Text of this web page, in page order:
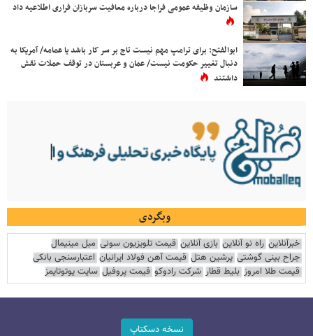
سازمان وظیفه عمومی فراجا درباره معافیت سربازان فراری اطلاعیه داد
ابوالفتح: برای ترامپ مهم نیست تاج بر سر کار باشد یا عمامه/ آمریکا به
دنبال تغییر حکومت نیست/ عمان و عربستان در توقف حملات نقش
داشتند
وبگردی
خبرآنلاین راه نو آنلاین بازی آنلاین قیمت تلویزیون سونی مبل مینیمال
جراح بینی گوشتی پرشین هتل قیمت آهن فولاد ایرانیان اعتبارسنجی بانکی
قیمت طلا امروز بلیط قطار شرکت رادوکو قیمت پروفیل سایت یوتوتایمز
نسخه دسکتاپ